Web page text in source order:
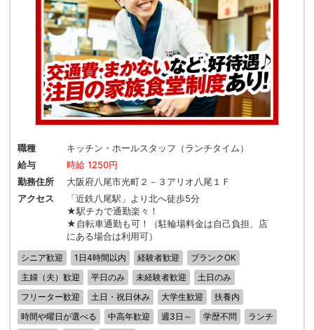
職種
キッチン・ホールスタッフ（ランチタイム）
給与
時給 1250円
勤務住所
大阪府八尾市光町２－３アリオ八尾１Ｆ
アクセス
「近鉄八尾駅」より北へ徒歩5分
★駅チカで通勤楽々！
★自転車通勤も可！（駐輪場料金は自己負担、店
にある場合は利用可）
シニア歓迎 1日4時間以内 経験者歓迎
ブランクOK
主婦（夫）歓迎
平日のみ 未経験者歓迎
土日のみ
フリーター歓迎
土日・祝日休み 大学生歓迎
扶養内
時間や曜日が選べる
中高年歓迎 週3日～ 学歴不問
ランチ